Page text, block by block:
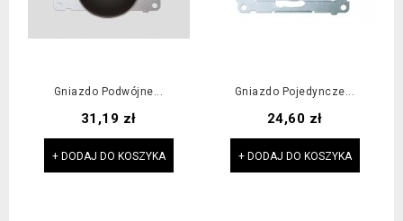
Gniazdo Podwójne...
Cena
31,19 zł
+ DODAJ DO KOSZYKA
Gniazdo Pojedyncze...
Cena
24,60 zł
+ DODAJ DO KOSZYKA